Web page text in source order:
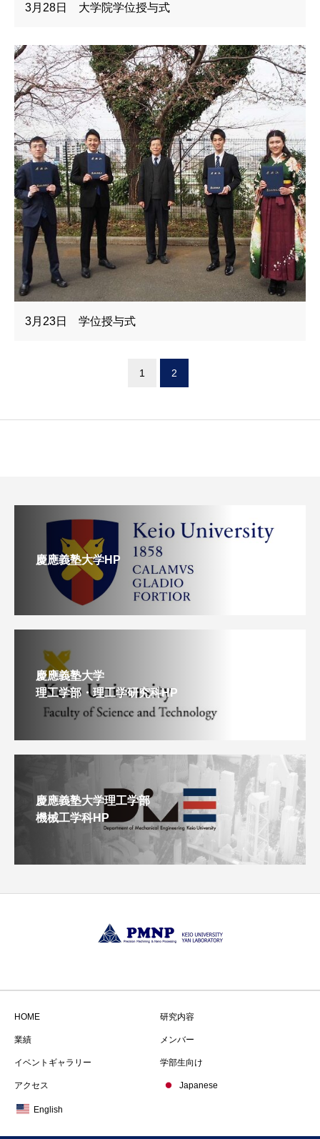
3月28日 大学院学位授与式
3月23日 学位授与式
1 2
慶應義塾大学HP
慶應義塾大学
理工学部・理工学研究科HP
慶應義塾大学理工学部
機械工学科HP
HOME 研究内容
業績 メンバー
イベントギャラリー 学部生向け
アクセス Japanese
English